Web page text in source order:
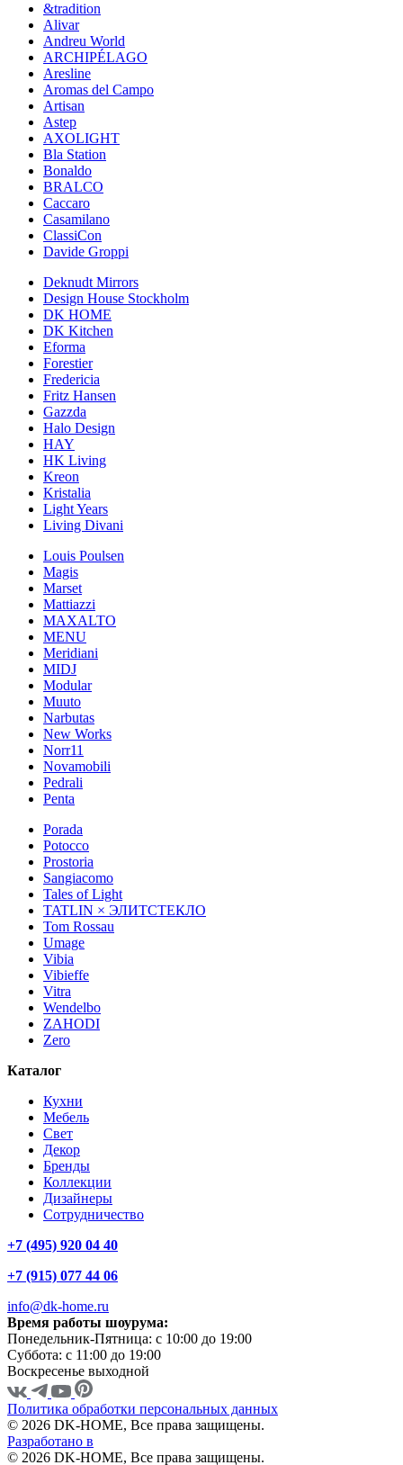
&tradition
Alivar
Andreu World
ARCHIPÉLAGO
Aresline
Aromas del Campo
Artisan
Astep
AXOLIGHT
Bla Station
Bonaldo
BRALCO
Caccaro
Casamilano
ClassiCon
Davide Groppi
Deknudt Mirrors
Design House Stockholm
DK HOME
DK Kitchen
Eforma
Forestier
Fredericia
Fritz Hansen
Gazzda
Halo Design
HAY
HK Living
Kreon
Kristalia
Light Years
Living Divani
Louis Poulsen
Magis
Marset
Mattiazzi
MAXALTO
MENU
Meridiani
MIDJ
Modular
Muuto
Narbutas
New Works
Norr11
Novamobili
Pedrali
Penta
Porada
Potocco
Prostoria
Sangiacomo
Tales of Light
TATLIN × ЭЛИТСТЕКЛО
Tom Rossau
Umage
Vibia
Vibieffe
Vitra
Wendelbo
ZAHODI
Zero
Каталог
Кухни
Мебель
Свет
Декор
Бренды
Коллекции
Дизайнеры
Сотрудничество
+7 (495) 920 04 40
+7 (915) 077 44 06
info@dk-home.ru
Время работы шоурума:
Понедельник-Пятница: c 10:00 до 19:00
Суббота: c 11:00 до 19:00
Воскресенье выходной
Политика обработки персональных данных
© 2026 DK-HOME, Все права защищены.
Разработано в
© 2026 DK-HOME, Все права защищены.